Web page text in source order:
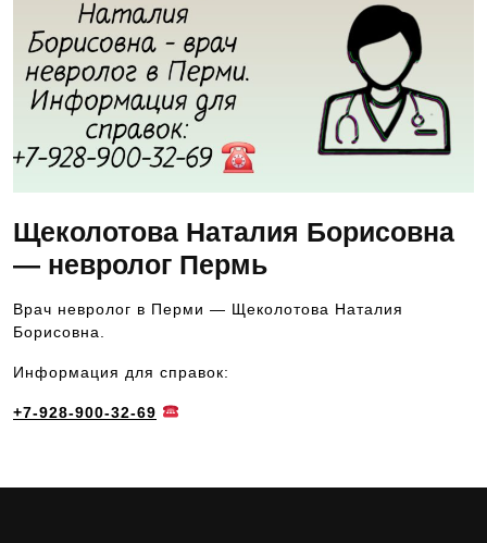
Щеколотова Наталия Борисовна
— невролог Пермь
Врач невролог в Перми — Щеколотова Наталия
Борисовна.
Информация для справок:
+7-928-900-32-69